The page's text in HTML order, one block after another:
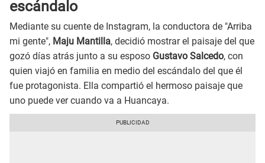
escándalo
Mediante su cuente de Instagram, la conductora de "Arriba
mi gente", Maju Mantilla, decidió mostrar el paisaje del que
gozó días atrás junto a su esposo Gustavo Salcedo, con
quien viajó en familia en medio del escándalo del que él
fue protagonista. Ella compartió el hermoso paisaje que
uno puede ver cuando va a Huancaya.